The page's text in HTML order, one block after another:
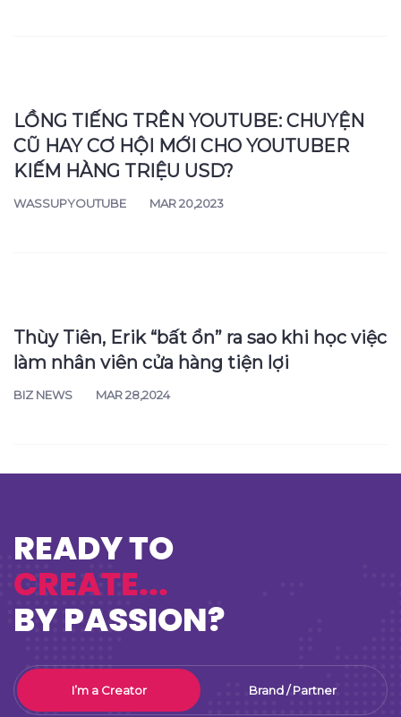
5 tính măng 'keo lỳ' của YouTube
Premium bạn nhất định phải biết!
WASSUPYOUTUBE AUG 24,2023
LỒNG TIẾNG TRÊN YOUTUBE: CHUYỆN
CŨ HAY CƠ HỘI MỚI CHO YOUTUBER
KIẾM HÀNG TRIỆU USD?